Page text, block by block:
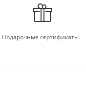
Подарочные сертификаты